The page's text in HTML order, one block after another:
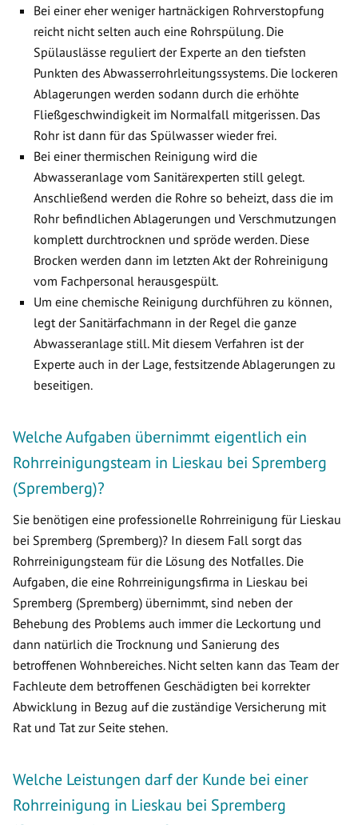
Bei einer eher weniger hartnäckigen Rohrverstopfung
reicht nicht selten auch eine Rohrspülung. Die
Spülauslässe reguliert der Experte an den tiefsten
Punkten des Abwasserrohrleitungssystems. Die lockeren
Ablagerungen werden sodann durch die erhöhte
Fließgeschwindigkeit im Normalfall mitgerissen. Das
Rohr ist dann für das Spülwasser wieder frei.
Bei einer thermischen Reinigung wird die
Abwasseranlage vom Sanitärexperten still gelegt.
Anschließend werden die Rohre so beheizt, dass die im
Rohr befindlichen Ablagerungen und Verschmutzungen
komplett durchtrocknen und spröde werden. Diese
Brocken werden dann im letzten Akt der Rohreinigung
vom Fachpersonal herausgespült.
Um eine chemische Reinigung durchführen zu können,
legt der Sanitärfachmann in der Regel die ganze
Abwasseranlage still. Mit diesem Verfahren ist der
Experte auch in der Lage, festsitzende Ablagerungen zu
beseitigen.
Welche Aufgaben übernimmt eigentlich ein
Rohrreinigungsteam in Lieskau bei Spremberg
(Spremberg)?
Sie benötigen eine professionelle Rohrreinigung für Lieskau
bei Spremberg (Spremberg)? In diesem Fall sorgt das
Rohrreinigungsteam für die Lösung des Notfalles. Die
Aufgaben, die eine Rohrreinigungsfirma in Lieskau bei
Spremberg (Spremberg) übernimmt, sind neben der
Behebung des Problems auch immer die Leckortung und
dann natürlich die Trocknung und Sanierung des
betroffenen Wohnbereiches. Nicht selten kann das Team der
Fachleute dem betroffenen Geschädigten bei korrekter
Abwicklung in Bezug auf die zuständige Versicherung mit
Rat und Tat zur Seite stehen.
Welche Leistungen darf der Kunde bei einer
Rohrreinigung in Lieskau bei Spremberg